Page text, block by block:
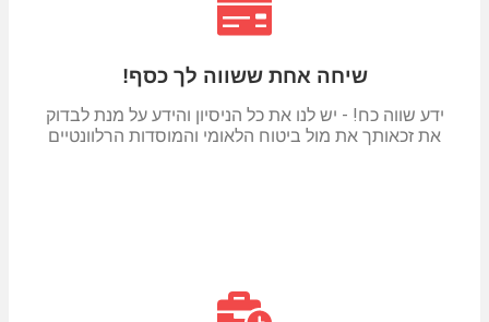
שיחה אחת ששווה לך כסף!
ידע שווה כח! - יש לנו את כל הניסיון והידע על מנת לבדוק
את זכאותך את מול ביטוח הלאומי והמוסדות הרלוונטיים